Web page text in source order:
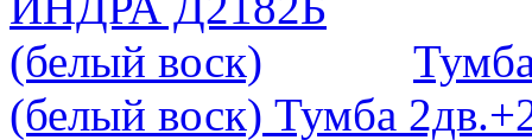
(белый воск) Тумба